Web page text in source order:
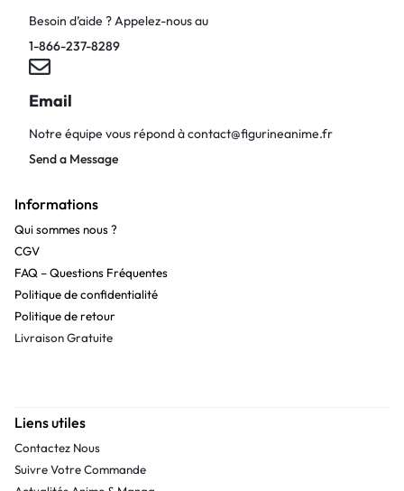
Besoin d’aide ? Appelez-nous au
1-866-237-8289
Email
Notre équipe vous répond àcontact@figurineanime.fr
Send a Message
Informations
Qui sommes nous ?
CGV
FAQ – Questions Fréquentes
Politique de confidentialité
Politique de retour
Livraison Gratuite
Liens utiles
Contactez Nous
Suivre Votre Commande